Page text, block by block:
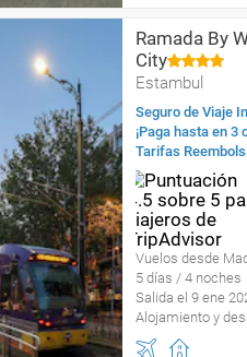
Ramada By
City
Estambul
Seguro de Viaje
¡Paga hasta en
Tarifas
Vuelos desde
5 días / 4 noches
Salida el 9 ene
Alojamiento y